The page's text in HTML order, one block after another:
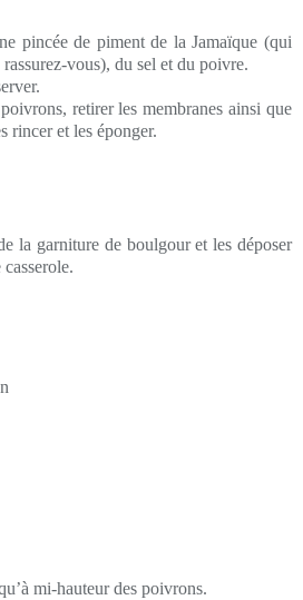
pincée de piment de la Jamaïque (qui
rassurez-vous), du sel et du poivre.
retirer les membranes ainsi que
rincer et les éponger.
la garniture de boulgour et les déposer
mi-hauteur des poivrons.